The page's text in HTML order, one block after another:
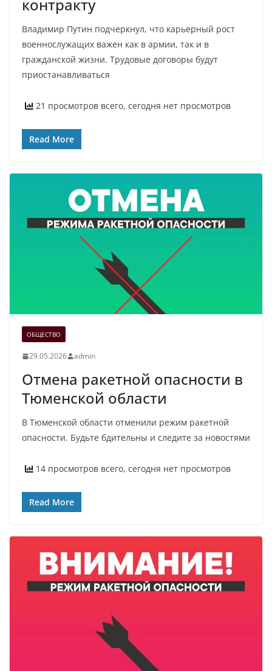
контракту
Владимир Путин подчеркнул, что карьерный рост
военнослужащих важен как в армии, так и в
гражданской жизни. Трудовые договоры будут
приостанавливаться
21 просмотров всего, сегодня нет просмотров
Read More
ОБЩЕСТВО
29.05.2026 admin
Отмена ракетной опасности в
Тюменской области
В Тюменской области отменили режим ракетной
опасности. Будьте бдительны и следите за новостями
14 просмотров всего, сегодня нет просмотров
Read More